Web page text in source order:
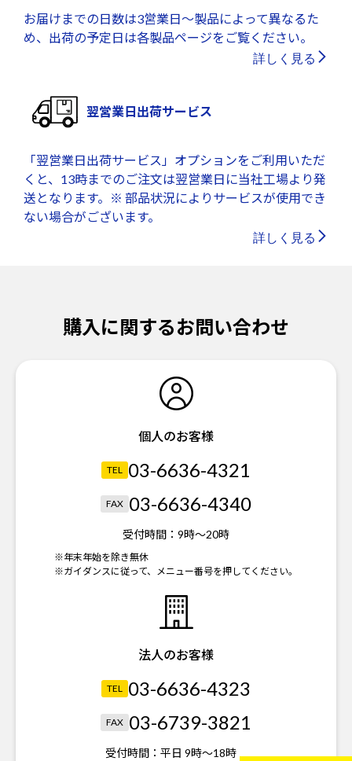
お届けまでの日数は3営業日～製品によって異なるた
め、出荷の予定日は各製品ページをご覧ください。
詳しく見る
翌営業日出荷サービス
「翌営業日出荷サービス」オプションをご利用いただ
くと、13時までのご注文は翌営業日に当社工場より発
送となります。※ 部品状況によりサービスが使用でき
ない場合がございます。
詳しく見る
購入に関するお問い合わせ
個人のお客様
TEL 03-6636-4321
FAX 03-6636-4340
受付時間： 9時～20時
※年末年始を除き無休
※ガイダンスに従って、メニュー番号を押してください。
法人のお客様
TEL 03-6636-4323
FAX 03-6739-3821
受付時間： 平日 9時～18時